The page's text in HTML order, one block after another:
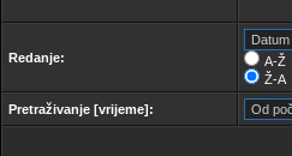
Redanje:
A-Ž
Ž-A
Pretraživanje [vrijeme]: